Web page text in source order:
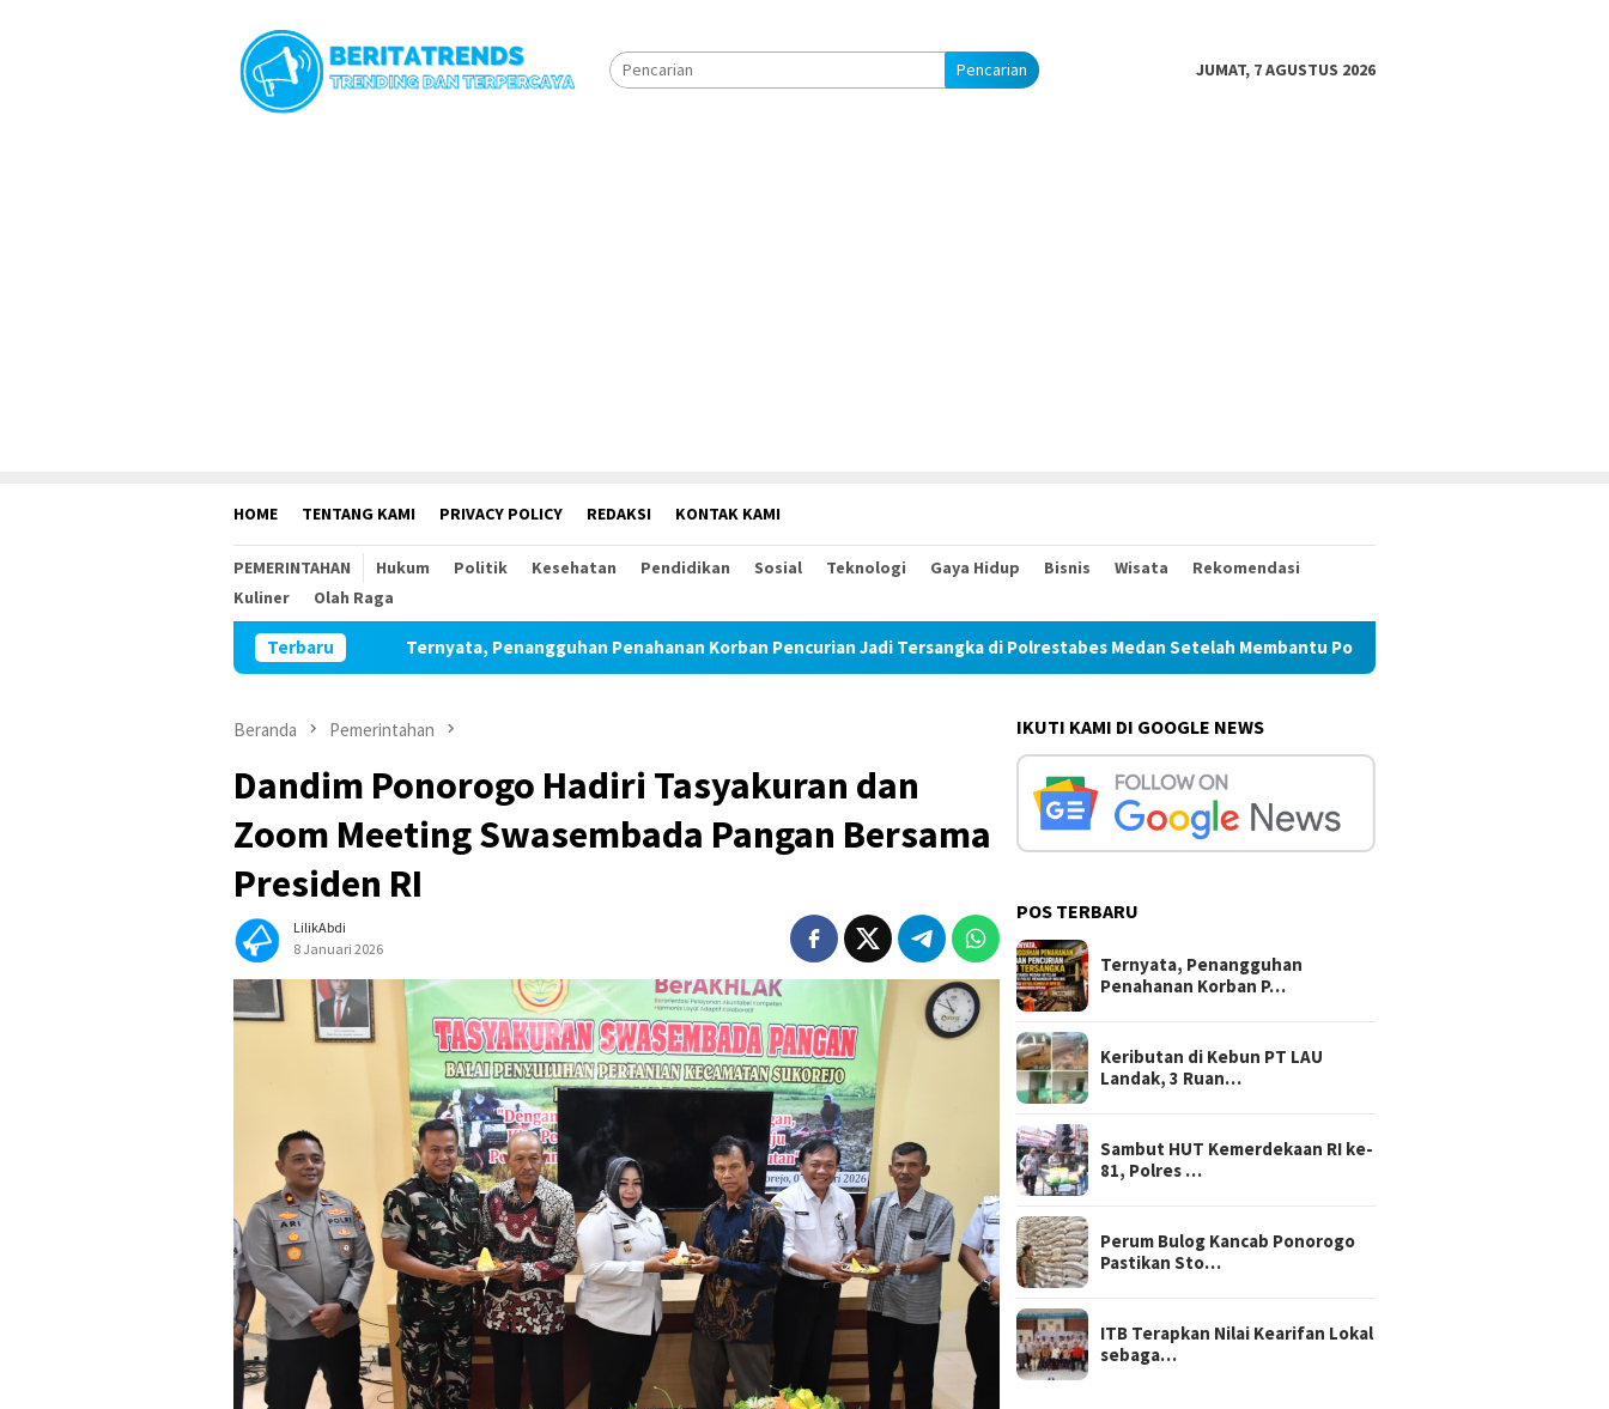
Pencarian JUMAT, 7 AGUSTUS 2026
HOME TENTANG KAMI PRIVACY POLICY REDAKSI KONTAK KAMI
PEMERINTAHAN Hukum Politik Kesehatan Pendidikan Sosial Teknologi Gaya Hidup Bisnis Wisata
Rekomendasi
Kuliner
Olah Raga
Terbaru
Ternyata, Penangguhan Penahanan Korban Pencurian Jadi Tersangka di Polrestabes Medan Setelah Membantu Polisi Menangkap Maling Atas Atensi Ketua Komisi III
Beranda Pemerintahan
Dandim Ponorogo Hadiri Tasyakuran dan
Zoom Meeting Swasembada Pangan Bersama
Presiden RI
LilikAbdi
8 Januari 2026
IKUTI KAMI DI GOOGLE NEWS
POS TERBARU
Ternyata, Penangguhan
Penahanan Korban P…
Keributan di Kebun PT LAU
Landak, 3 Ruan…
Sambut HUT Kemerdekaan RI ke-
81, Polres …
Perum Bulog Kancab Ponorogo
Pastikan Sto…
ITB Terapkan Nilai Kearifan Lokal
sebaga…